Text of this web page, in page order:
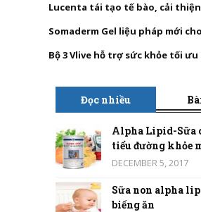
Lucenta tái tạo tế bào, cải
Somaderm Gel liệu pháp mới
Bộ 3 Vlive hỗ trợ sức khỏe tối
Đọc nhiều
Alpha Lipid-Sữa
tiểu đường khỏe
DECEMBER 5, 2017
Sữa non alpha
biếng ăn